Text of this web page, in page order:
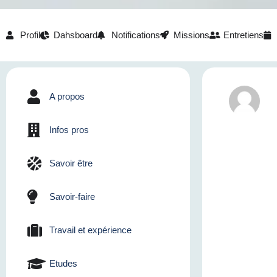
Profil Dahsboard Notifications Missions Entretiens
A propos
Infos pros
Savoir être
Savoir-faire
Travail et expérience
Etudes